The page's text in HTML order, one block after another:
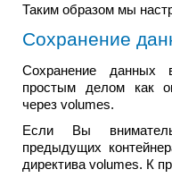
Таким образом мы
Сохранение
Сохранение данных
простым делом как
через volumes.
Если Вы
предыдущих
директива volumes. К